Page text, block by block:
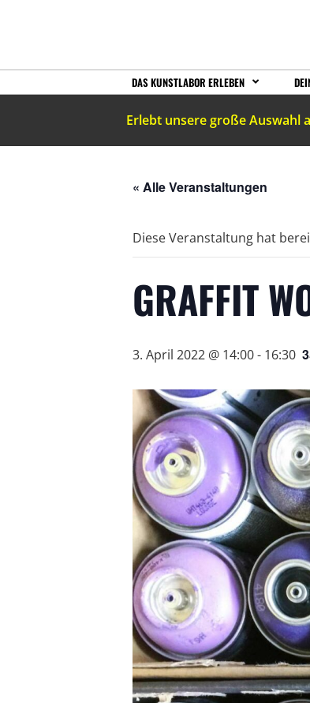
DAS KUNSTLABOR ERLEBEN
Erlebt unsere große Auswahl
« Alle Veranstaltungen
Diese Veranstaltung hat
GRAFFIT
3. April 2022 @ 14:00- 16:30